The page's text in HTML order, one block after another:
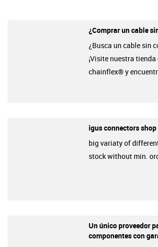
¿Comprar un cable
¿Busca un cable sin
¡Visite nuestra
chainflex® y
igus connectors shop
big variaty of
stock without min.
Un único proveedor
componentes con